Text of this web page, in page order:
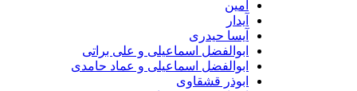
آمین
آیدار
آیسا حیدری
ابوالفضل اسماعیلی و علی براتی
ابوالفضل اسماعیلی و عماد حامدی
ابوذر قشقاوی